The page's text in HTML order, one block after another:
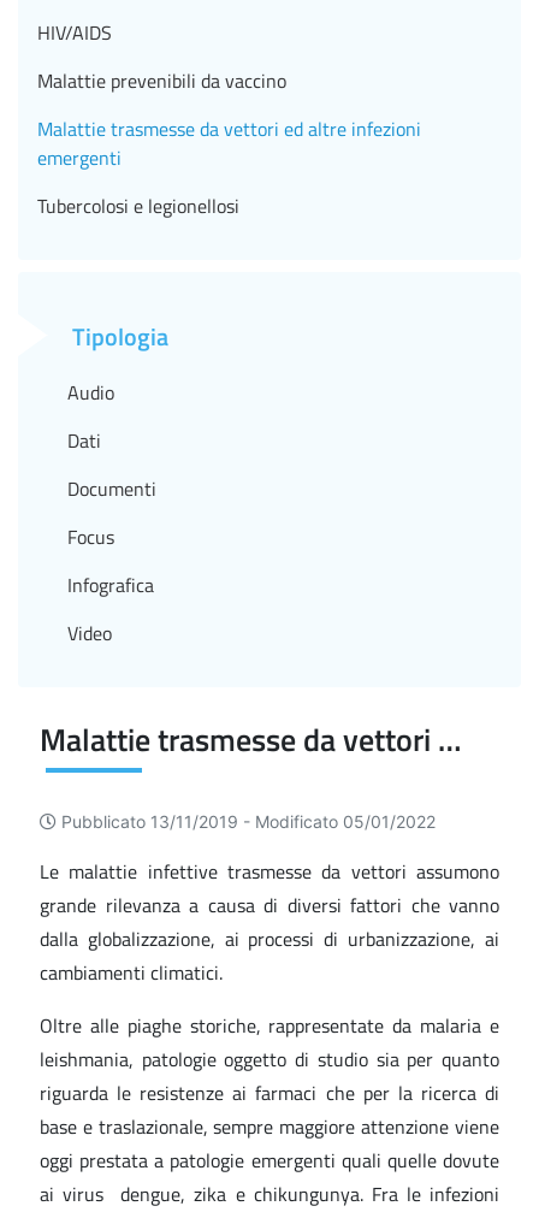
Malattie trasmesse da vettori ed altre infezioni emergenti
Pubblicato 13/11/2019 - Modificato 05/01/2022
Le malattie infettive trasmesse da vettori assumono
grande rilevanza a causa di diversi fattori che vanno
dalla globalizzazione, ai processi di urbanizzazione, ai
cambiamenti climatici.
Oltre alle piaghe storiche, rappresentate da malaria e
leishmania, patologie oggetto di studio sia per quanto
riguarda le resistenze ai farmaci che per la ricerca di
base e traslazionale, sempre maggiore attenzione viene
oggi prestata a patologie emergenti quali quelle dovute
ai virus dengue, zika e chikungunya. Fra le infezioni
HIV/AIDS
Malattie prevenibili da vaccino
Malattie trasmesse da vettori ed altre infezioni
emergenti
Tubercolosi e legionellosi
Tipologia
Audio
Dati
Documenti
Focus
Infografica
Video